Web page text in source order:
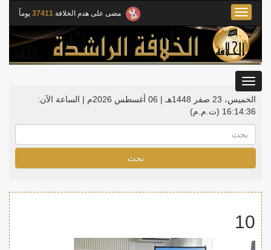
مضى على هدم الخلافة 37411 يوماً
Toggle
navigation
الخميس، 23 صفر 1448هـ | 06 أغسطس 2026م |
الساعة الآن:
16:14:36 (ت.م.م)
بحث
10